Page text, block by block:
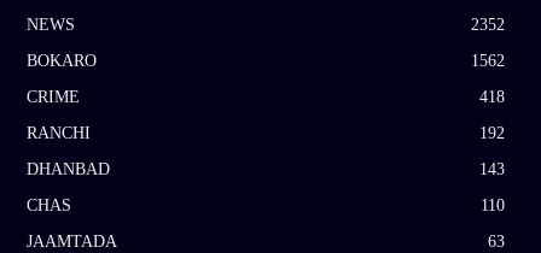
NEWS
2352
BOKARO
1562
CRIME
418
RANCHI
192
DHANBAD
143
CHAS
110
JAAMTADA
63